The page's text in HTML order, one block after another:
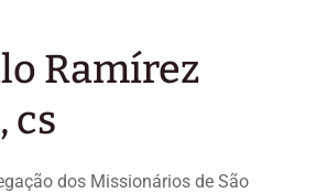
Ramírez
cs
dos Missionários de São